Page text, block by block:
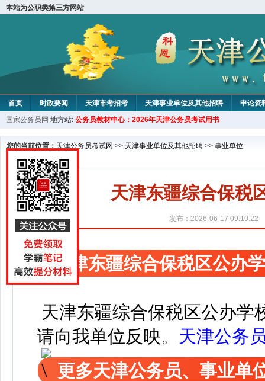
本站为公职类第三方网站
首页 时政要闻 天津市考招考 天津事业单位及其他招聘 申论资
教材中心
国家公务员网 地方站: 公务员教材中心：2026年天津公务员考试用书
您的当前位置： 天津公务员考试网 >> 天津事业单位及其他招聘 >> 事业单位
天津东疆综合保税
发布：2026-06-17 09:10:22
天津东疆综合保税区公办
天津东疆综合保税区公办学
请向我单位反映。 天津公务
更多天津公务员、事业单